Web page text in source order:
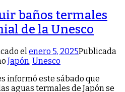
baños termales
de la Unesco
elenero 5, 2025Publicada
Japón, Unesco
informó este sábado que
aguas termales de Japón se